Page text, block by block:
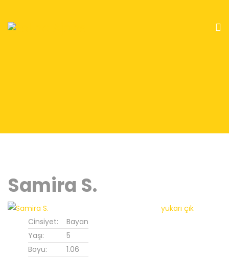
Samira S.
Cinsiyet:
Bayan
Yaşı:
5
Boyu:
1.06
yukarı çık